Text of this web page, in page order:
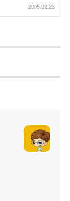
2005.02.23